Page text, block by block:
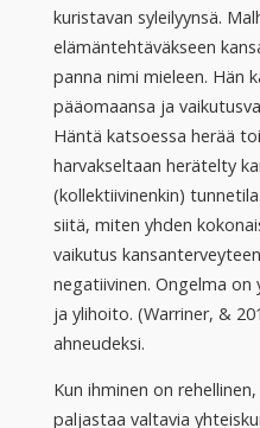
kuristavan syleilyynsä.
elämäntehtäväkseen
panna nimi mieleen. Hän
pääomaansa ja
Häntä katsoessa herää
harvakseltaan herätelty
(kollektiivinenkin)
siitä, miten yhden
vaikutus
negatiivinen. Ongelma
ja ylihoito. (Warriner, &
ahneudeksi.
Kun ihminen on
paljastaa valtavia